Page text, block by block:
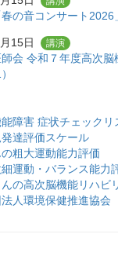
の音コンサート2026
15日 講演
会 令和７年度高次脳
障害 症状チェックリ
達評価スケール
粗大運動能力評価
運動・バランス能力
の高次脳機能リハビ
人環境保健推進協会